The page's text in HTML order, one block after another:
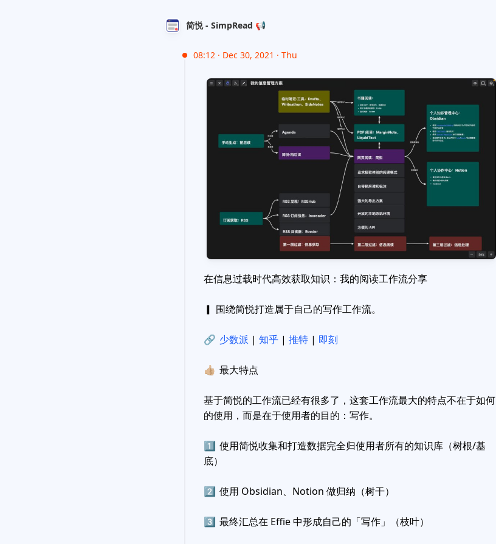
简悦 - SimpRead 📢
08:12 · Dec 30, 2021 · Thu
在信息过载时代高效获取知识：我的阅读工作流分享
▎ 围绕简悦打造属于自己的写作工作流。
🔗 少数派 | 知乎 | 推特 | 即刻
👍🏼 最大特点
基于简悦的工作流已经有很多了，这套工作流最大的特点不在于如何
的使用，而是在于使用者的目的：写作。
1️⃣ 使用简悦收集和打造数据完全归使用者所有的知识库（树根/基
底）
2️⃣ 使用 Obsidian、Notion 做归纳（树干）
3️⃣ 最终汇总在 Effie 中形成自己的「写作」（枝叶）